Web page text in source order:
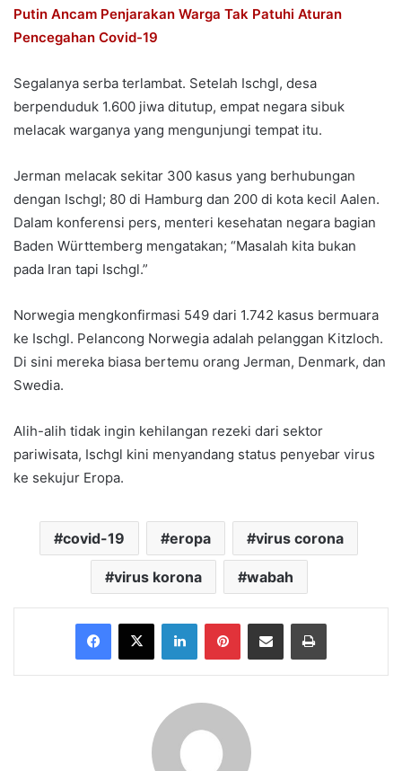
Putin Ancam Penjarakan Warga Tak Patuhi Aturan
Pencegahan Covid-19
Segalanya serba terlambat. Setelah Ischgl, desa
berpenduduk 1.600 jiwa ditutup, empat negara sibuk
melacak warganya yang mengunjungi tempat itu.
Jerman melacak sekitar 300 kasus yang berhubungan
dengan Ischgl; 80 di Hamburg dan 200 di kota kecil Aalen.
Dalam konferensi pers, menteri kesehatan negara bagian
Baden Württemberg mengatakan; “Masalah kita bukan
pada Iran tapi Ischgl.”
Norwegia mengkonfirmasi 549 dari 1.742 kasus bermuara
ke Ischgl. Pelancong Norwegia adalah pelanggan Kitzloch.
Di sini mereka biasa bertemu orang Jerman, Denmark, dan
Swedia.
Alih-alih tidak ingin kehilangan rezeki dari sektor
pariwisata, Ischgl kini menyandang status penyebar virus
ke sekujur Eropa.
covid-19 eropa virus corona
virus korona wabah
Facebook
X LinkedInPinterestShare via Email Print